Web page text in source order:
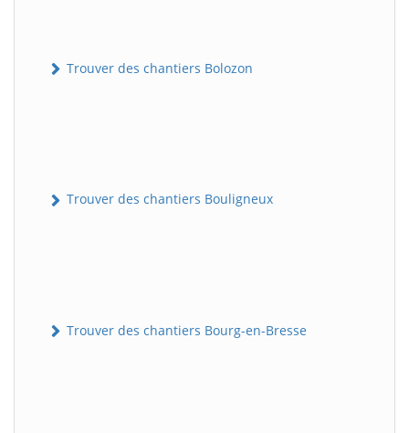
Trouver des chantiers Bolozon
Trouver des chantiers Bouligneux
Trouver des chantiers Bourg-en-Bresse